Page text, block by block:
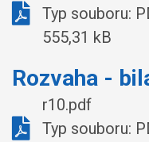
Typ souboru:
555,31 kB
Rozvaha -
r10.pdf
Typ souboru: